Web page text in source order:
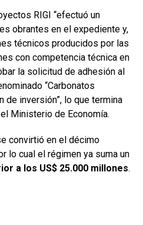
RIGI “efectuó un
obrantes en el expediente y,
técnicos producidos por las
con competencia técnica en
la solicitud de adhesión al
“Carbonatos
de inversión”, lo que termina
Ministerio de Economía.
convirtió en el décimo
lo cual el régimen ya suma un
a los US$ 25.000 millones.